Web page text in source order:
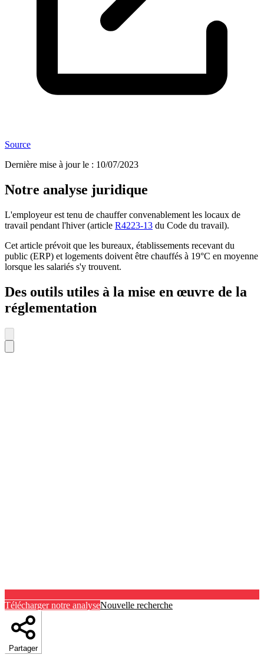
Source
Dernière mise à jour le : 10/07/2023
Notre analyse juridique
L'employeur est tenu de chauffer convenablement les locaux de
travail pendant l'hiver (article R4223-13 du Code du travail).
Cet article prévoit que les bureaux, établissements recevant du
public (ERP) et logements doivent être chauffés à 19°C en moyenne
lorsque les salariés s'y trouvent.
Des outils utiles à la mise en œuvre de la
réglementation
Télécharger notre analyseNouvelle recherche
Partager